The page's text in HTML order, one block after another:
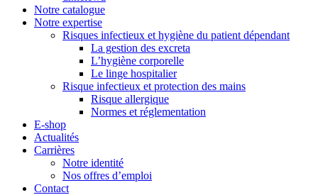
Notre catalogue
Notre expertise
Risques infectieux et hygiène du patient dépendant
La gestion des excreta
L’hygiène corporelle
Le linge hospitalier
Risque infectieux et protection des mains
Risque allergique
Normes et réglementation
E-shop
Actualités
Carrières
Notre identité
Nos offres d’emploi
Contact